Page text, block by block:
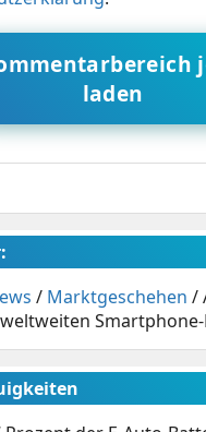
laden
/ Marktgeschehen /